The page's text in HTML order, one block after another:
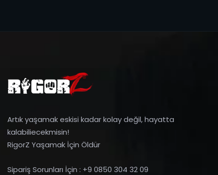
Artık yaşamak eskisi kadar kolay değil, hayatta
kalabiliecekmisin!
RigorZ Yaşamak İçin Öldür
Sipariş Sorunları İçin : +9 0850 304 32 09